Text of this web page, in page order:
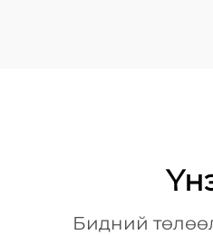
Бидний